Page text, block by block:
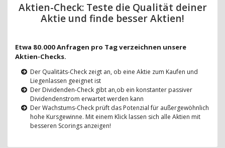
Aktien-Check: Teste die Qualität deiner
Aktie und finde besser Aktien!
Etwa 80.000 Anfragen pro Tag verzeichnen unsere
Aktien-Checks.
Der Qualitäts-Check zeigt an, ob eine Aktie zum Kaufen und
Liegenlassen geeignet ist
Der Dividenden-Check gibt an,ob ein konstanter passiver
Dividendenstrom erwartet werden kann
Der Wachstums-Check prüft das Potenzial für außergewöhnlich
hohe Kursgewinne. Mit einem Klick lassen sich alle Aktien mit
besseren Scorings anzeigen!